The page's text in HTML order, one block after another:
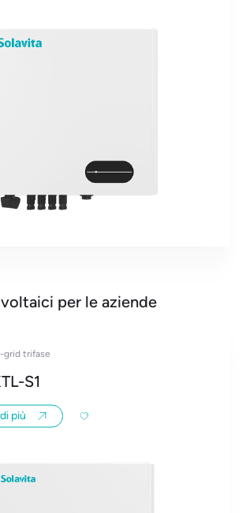
per le aziende
grid trifase
S1
più